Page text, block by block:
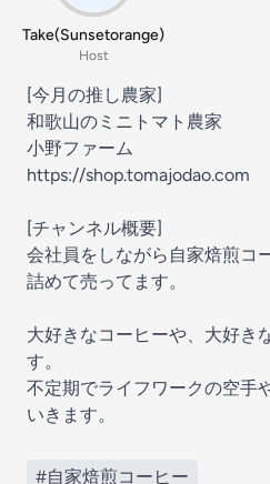
Take(Sunsetorange)
Host
[今月の推し農家]
和歌山のミニトマト農家
小野ファーム
https://shop.tomajodao.com
[チャンネル概要]
会社員をしながら自家焙煎コ
詰めて売ってます。
大好きなコーヒーや、大好き
す。
不定期でライフワークの空手
いきます。
#自家焙煎コーヒー